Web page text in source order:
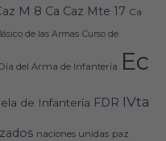
M 8 Ca Caz Mte 17 Ca
de las Armas Curso de
del Arma de Infantería Ec
de Infantería FDR IVta
naciones unidas paz